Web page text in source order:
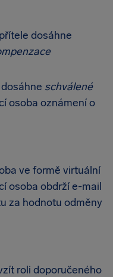
dosáhne
schválené
osoba oznámení o
ve formě virtuální
osoba obdrží e-mail
za hodnotu odměny
roli doporučeného